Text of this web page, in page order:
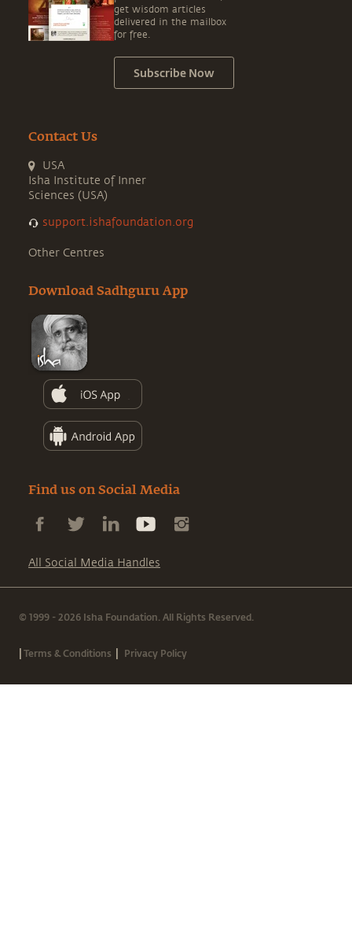
get wisdom articles
delivered in the mailbox
for free.
Subscribe Now
Contact Us
USA
Isha Institute of Inner
Sciences (USA)
support.ishafoundation.org
Other Centres
Download Sadhguru App
Find us on Social Media
All Social Media Handles
© 1999 - 2026 Isha Foundation. All Rights Reserved.
|Terms & Conditions | Privacy Policy